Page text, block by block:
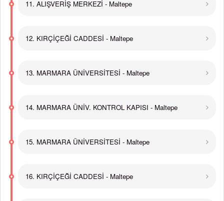
11. ALIŞVERİŞ MERKEZİ - Maltepe
12. KIRÇİÇEĞİ CADDESİ - Maltepe
13. MARMARA ÜNİVERSİTESİ - Maltepe
14. MARMARA ÜNİV. KONTROL KAPISI - Maltepe
15. MARMARA ÜNİVERSİTESİ - Maltepe
16. KIRÇİÇEĞİ CADDESİ - Maltepe